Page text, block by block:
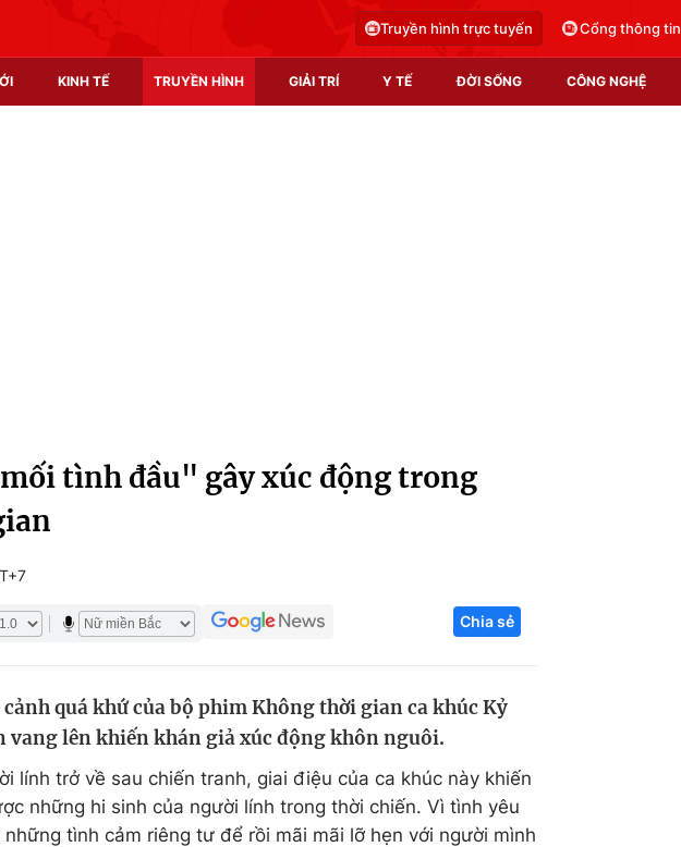
Truyền hình trực tuyến Cổng thông tin
KINH TẾ TRUYỀN HÌNH GIẢI TRÍ Y TẾ ĐỜI SỐNG CÔNG NGHỆ
Infographic
sống
Tuyển sinh
Hitech Công nghệ tương lai
Thị trường
tình đầu" gây xúc động trong
Chia sẻ
quá khứ của bộ phim Không thời gian ca khúc Kỷ
lên khiến khán giả xúc động khôn nguôi.
lính trở về sau chiến tranh, giai điệu của ca khúc này khiến
những hi sinh của người lính trong thời chiến. Vì tình yêu
tình cảm riêng tư để rồi mãi mãi lỡ hẹn với người mình